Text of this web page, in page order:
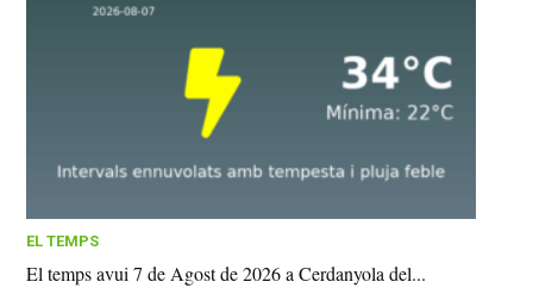
EL TEMPS
El temps avui 7 de Agost de 2026 a Cerdanyola del...